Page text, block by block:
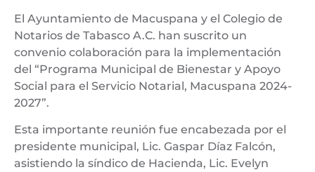
El Ayuntamiento de Macuspana y el Colegio de
Notarios de Tabasco A.C. han suscrito un
convenio colaboración para la implementación
del “Programa Municipal de Bienestar y Apoyo
Social para el Servicio Notarial, Macuspana 2024-
2027”.
Esta importante reunión fue encabezada por el
presidente municipal, Lic. Gaspar Díaz Falcón,
asistiendo la síndico de Hacienda, Lic. Evelyn